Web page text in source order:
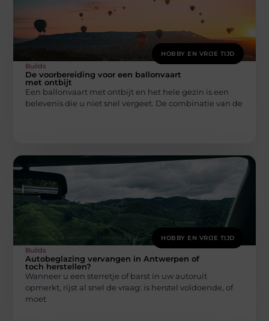
HOBBY EN VRIJE TIJD
Builds
De voorbereiding voor een ballonvaart
met ontbijt
Een ballonvaart met ontbijt en het hele gezin is een
belevenis die u niet snel vergeet. De combinatie van de
HOBBY EN VRIJE TIJD
Builds
Autobeglazing vervangen in Antwerpen of
toch herstellen?
Wanneer u een sterretje of barst in uw autoruit
opmerkt, rijst al snel de vraag: is herstel voldoende, of
moet